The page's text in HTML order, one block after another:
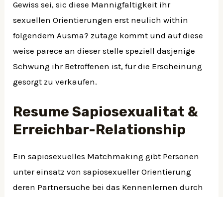
Gewiss sei, sic diese Mannigfaltigkeit ihr
sexuellen Orientierungen erst neulich within
folgendem Ausma? zutage kommt und auf diese
weise parece an dieser stelle speziell dasjenige
Schwung ihr Betroffenen ist, fur die Erscheinung
gesorgt zu verkaufen.
Resume Sapiosexualitat &
Erreichbar-Relationship
Ein sapiosexuelles Matchmaking gibt Personen
unter einsatz von sapiosexueller Orientierung
deren Partnersuche bei das Kennenlernen durch